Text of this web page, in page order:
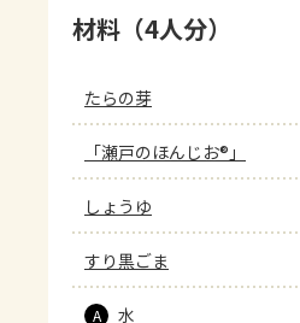
材料（4人分）
たらの芽
「瀬戸のほんじお®」
しょうゆ
すり黒ごま
A 水